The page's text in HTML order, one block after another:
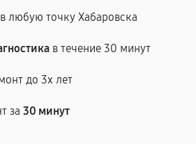
любую точку Хабаровска
в течение 30 минут
до 3х лет
за 30 минут